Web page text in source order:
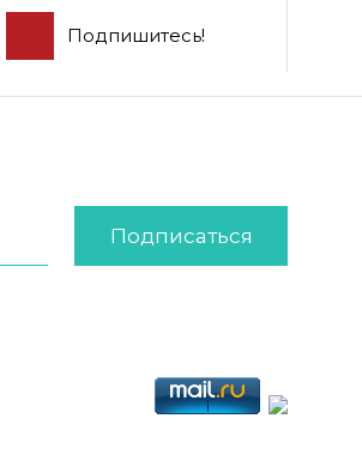
Подпишитесь!
Подписаться